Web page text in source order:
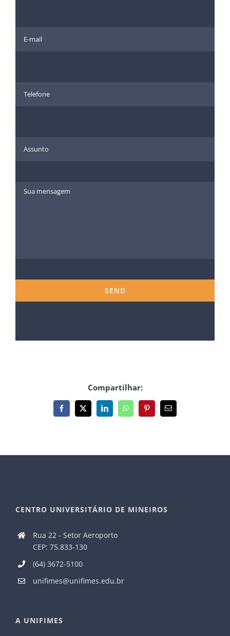
Compartilhar:
Facebook
X LinkedInWhatsAppPinterest
E-
mail
CENTRO UNIVERSITÁRIO DE MINEIROS
Rua 22 - Setor Aeroporto
CEP: 75.833-130
(64) 3672-5100
unifimes@unifimes.edu.br
A UNIFIMES